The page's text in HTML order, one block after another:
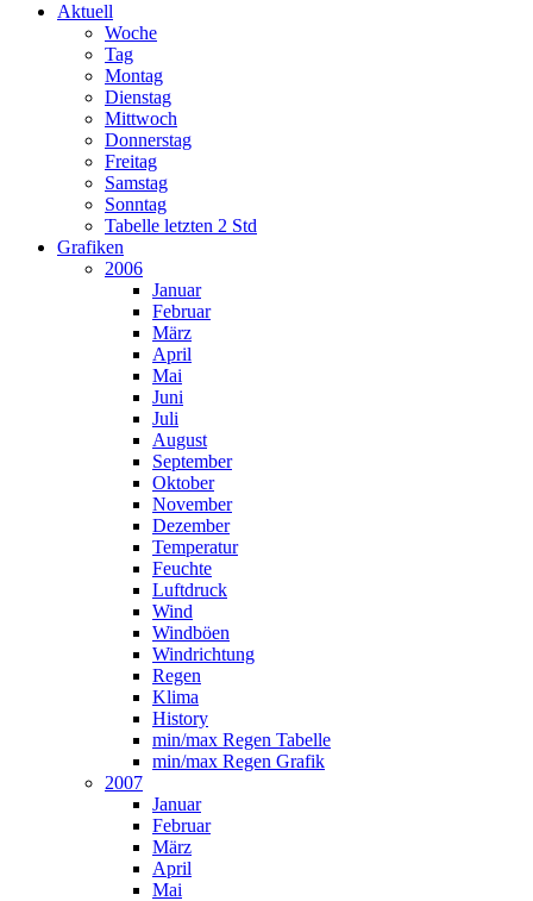
Aktuell
Woche
Tag
Montag
Dienstag
Mittwoch
Donnerstag
Freitag
Samstag
Sonntag
Tabelle letzten 2 Std
Grafiken
2006
Januar
Februar
März
April
Mai
Juni
Juli
August
September
Oktober
November
Dezember
Temperatur
Feuchte
Luftdruck
Wind
Windböen
Windrichtung
Regen
Klima
History
min/max Regen Tabelle
min/max Regen Grafik
2007
Januar
Februar
März
April
Mai